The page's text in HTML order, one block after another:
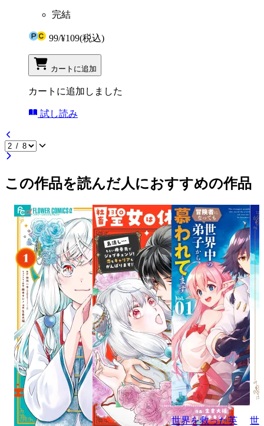
完結
99/¥109(税込)
カートに追加
カートに追加しました
試し読み
この作品を読んだ人におすすめの作品
世界を救った英
世